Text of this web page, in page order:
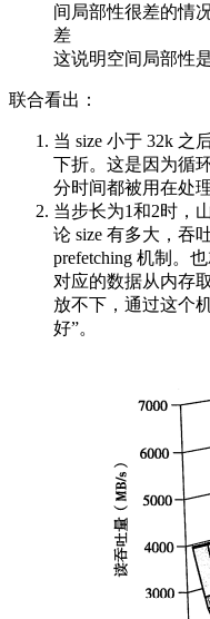
间局部性很差的情
差
这说明空间局部性
联合看出：
当 size 小于 32k 之
下折。这是因为循
分时间都被用在处
当步长为1和2时，
论 size 有多大，吞
prefetching 机制。
对应的数据从内存
放不下，通过这个
好”。